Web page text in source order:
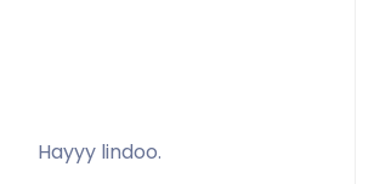
Hayyy lindoo.